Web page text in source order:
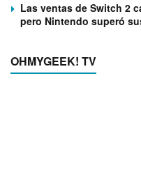
Las ventas de Switch 2
pero Nintendo superó
OHMYGEEK! TV